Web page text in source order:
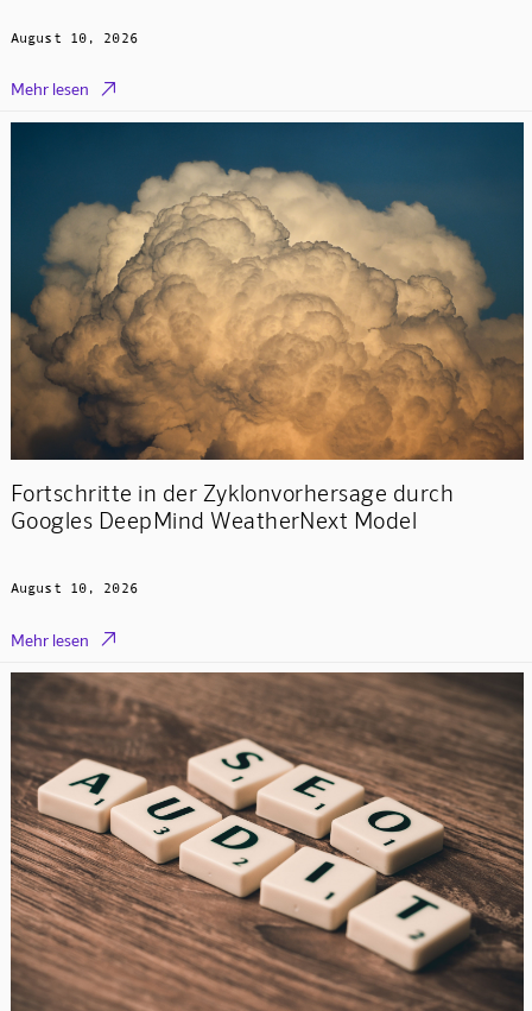
August 10, 2026
Mehr lesen 
Fortschritte in der Zyklonvorhersage durch
Googles DeepMind WeatherNext Model
August 10, 2026
Mehr lesen 